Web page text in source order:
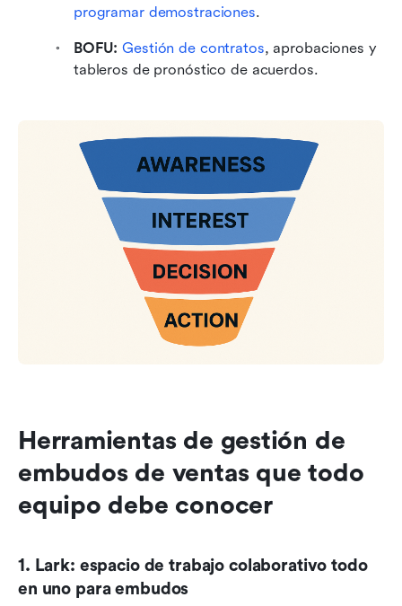
programar demostraciones.
BOFU: Gestión de contratos, aprobaciones y
tableros de pronóstico de acuerdos.
Herramientas de gestión de
embudos de ventas que todo
equipo debe conocer
1. Lark: espacio de trabajo colaborativo todo
en uno para embudos